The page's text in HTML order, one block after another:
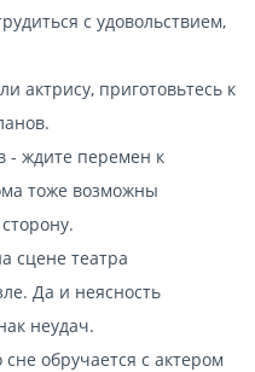
с удовольствием,
актрису, приготовьтесь к
- ждите перемен к
тоже возможны
сцене театра
Да и неясность
неудач.
обручается с актером